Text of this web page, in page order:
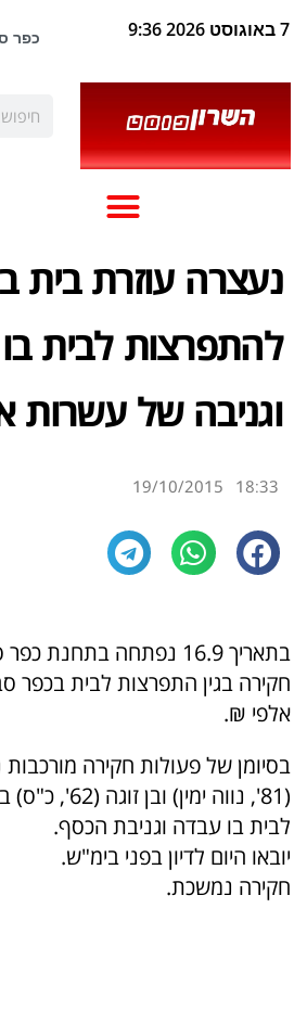
7 באוגוסט 2026 9:36
נעצרה עוזרת בית
להתפרצות לבית
וגניבה של עשרות
18:33
19/10/2015
בתאריך 16.9 נפתחה
חקירה בגין התפרצות לבית בכפר
אלפי ₪.
בסיומן של פעולות חקירה
(81', נווה
לבית בו עבדה וגניבת הכסף.
יובאו היום לדיון בפני בימ"ש.
חקירה נמשכת.